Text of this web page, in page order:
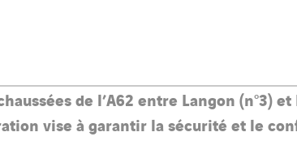
de l’A62 entre Langon
vise à garantir la sécurité et le